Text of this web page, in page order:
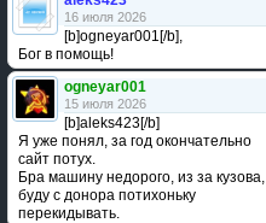
16 июля 2026
[b]ogneyar001[/b],
Бог в помощь!
ogneyar001
15 июля 2026
[b]aleks423[/b]
Я уже понял, за год окончательно
сайт потух.
Бра машину недорого, из за кузова,
буду с донора потихоньку
перекидывать.